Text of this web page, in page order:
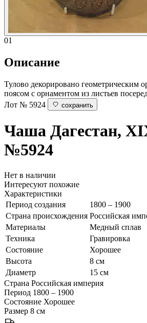
01
Описание
Тулово декорировано геометрическим
поясом с орнаментом из листьев
Лот № 5924
сохранить
Чаша Дагестан,
№5924
Нет в наличии
Интересуют похожие
Характеристики
Период создания
1800 – 1900
Страна происхождения Российская
Материалы
Медный сплав
Техника
Гравировка
Состояние
Хорошее
Высота
8 см
Диаметр
15 см
Страна Российская империя
Период 1800 – 1900
Состояние Хорошее
Размер 8 см